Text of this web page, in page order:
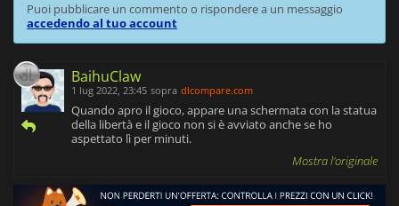
Puoi pubblicare un commento o rispondere a un messaggio
accedendo al tuo account
BaihuClaw
1 lug 2022, 23:45 sopra dlcompare.com
Quando apro il gioco, appare una schermata con la statua
della libertà e il gioco non si è avviato anche se ho
aspettato lì per minuti.
Mostra l'originale